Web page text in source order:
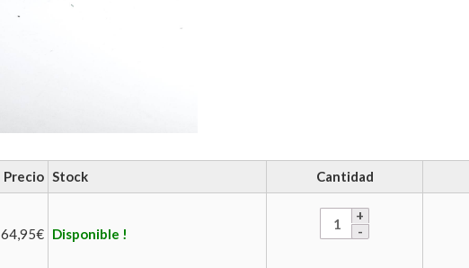
Precio Stock Cantidad
64,95€ Disponible !